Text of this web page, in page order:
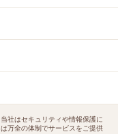
当社はセキュリティや情報保護に
は万全の体制でサービスをご提供